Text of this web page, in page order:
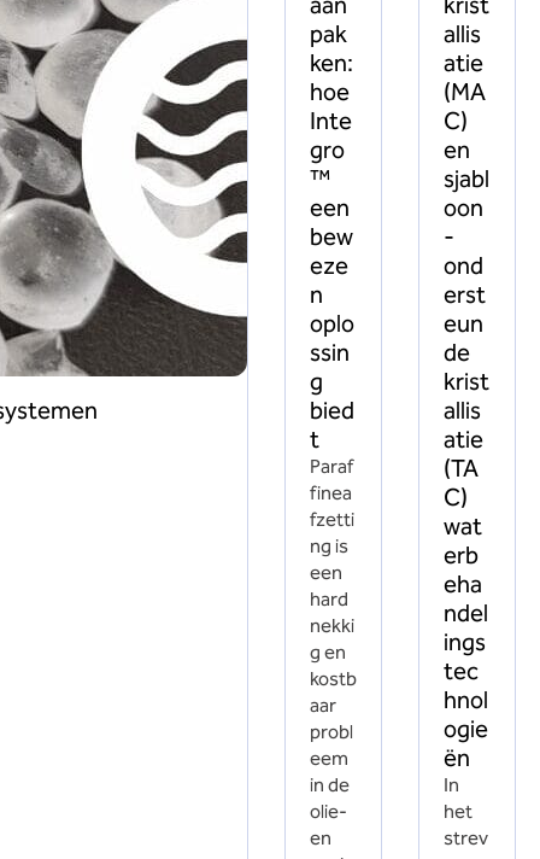
pak
ken:
hoe
Inte
gro
™
een
bew
eze
n
oplo
ssin
g
bied
t
Paraf
finea
fzetti
ng is
een
hard
nekki
g en
kostb
aar
probl
eem
in de
olie-
en
allis
atie
(MA
C)
en
sjabl
oon
-
ond
erst
eun
de
krist
allis
atie
(TA
C)
wat
erb
eha
ndel
ings
tec
hnol
ogie
ën
In
het
strev